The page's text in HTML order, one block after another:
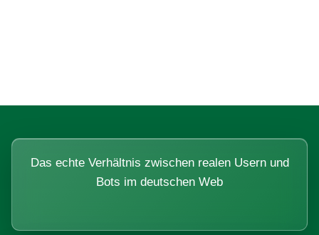
Das echte Verhältnis zwischen realen Usern und
Bots im deutschen Web